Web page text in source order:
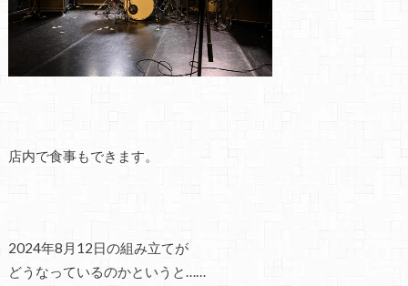
店内で食事もできます。
2024年8月12日の組み立てが
どうなっているのかというと……